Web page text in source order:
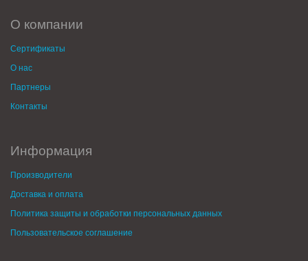
О компании
Сертификаты
О нас
Партнеры
Контакты
Информация
Производители
Доставка и оплата
Политика защиты и обработки персональных данных
Пользовательское соглашение